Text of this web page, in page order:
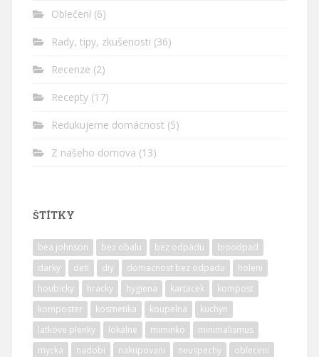
Oblečení (6)
Rady, tipy, zkušenosti (36)
Recenze (2)
Recepty (17)
Redukujeme domácnost (5)
Z našeho domova (13)
ŠTÍTKY
bea johnson bez obalu bez odpadu
bioodpad
darky
deti diy domacnost bez odpadu
holeni
houbicky
hracky hygiena kartacek
kompost
komposter
kosmetika koupelna
kuchyn
latkove plenky
lokalne miminko
minimalismus
mycka
nadobi nakupovani neuspechy obleceni